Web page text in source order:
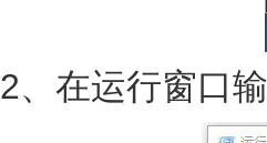
2、在运行窗口